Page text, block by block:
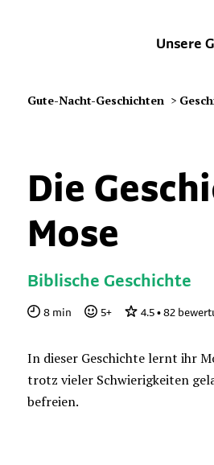
Unsere
Gute-Nacht-Geschichten >
Die
Mose
Biblische Geschichte
8 min 5+ 4.5 • 82
In dieser Geschichte lernt ihr
trotz vieler Schwierigkeiten
befreien.